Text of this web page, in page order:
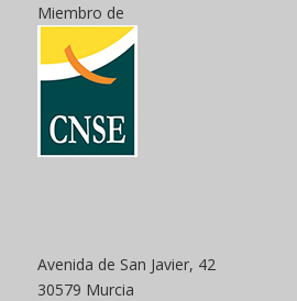
Miembro de
Avenida de San Javier, 42
30579 Murcia